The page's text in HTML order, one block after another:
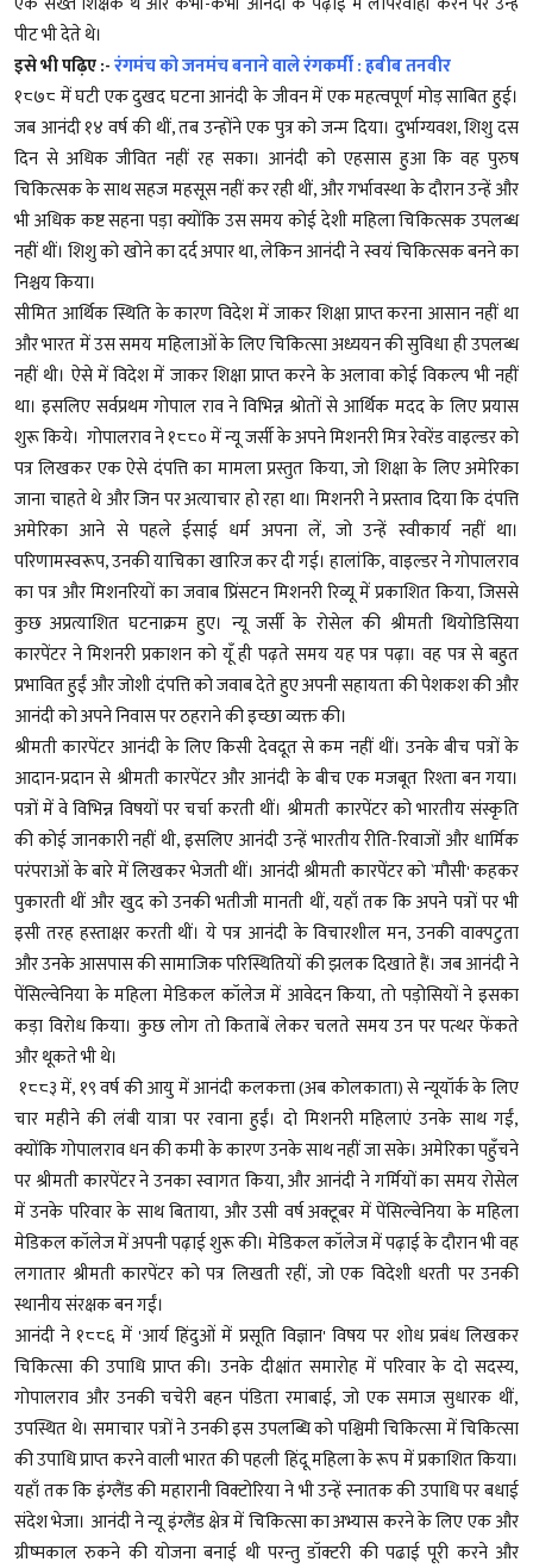
पीट भी देते थे।
इसे भी पढ़िए :-रंगमंच को जनमंच बनाने वाले रंगकर्मी : हबीब तनवीर
१८७८ में घटी एक दुखद घटना आनंदी के जीवन में एक महत्वपूर्ण मोड़ साबित हुई।
जब आनंदी १४ वर्ष की थीं, तब उन्होंने एक पुत्र को जन्म दिया। दुर्भाग्यवश, शिशु दस
दिन से अधिक जीवित नहीं रह सका। आनंदी को एहसास हुआ कि वह पुरुष
चिकित्सक के साथ सहज महसूस नहीं कर रही थीं, और गर्भावस्था के दौरान उन्हें और
भी अधिक कष्ट सहना पड़ा क्योंकि उस समय कोई देशी महिला चिकित्सक उपलब्ध
नहीं थीं। शिशु को खोने का दर्द अपार था, लेकिन आनंदी ने स्वयं चिकित्सक बनने का
निश्चय किया।
सीमित आर्थिक स्थिति के कारण विदेश में जाकर शिक्षा प्राप्त करना आसान नहीं था
और भारत में उस समय महिलाओं के लिए चिकित्सा अध्ययन की सुविधा ही उपलब्ध
नहीं थी। ऐसे में विदेश में जाकर शिक्षा प्राप्त करने के अलावा कोई विकल्प भी नहीं
था। इसलिए सर्वप्रथम गोपाल राव ने विभिन्न श्रोतों से आर्थिक मदद के लिए प्रयास
शुरू किये। गोपालराव ने १८८० में न्यू जर्सी के अपने मिशनरी मित्र रेवरेंड वाइल्डर को
पत्र लिखकर एक ऐसे दंपत्ति का मामला प्रस्तुत किया, जो शिक्षा के लिए अमेरिका
जाना चाहते थे और जिन पर अत्याचार हो रहा था। मिशनरी ने प्रस्ताव दिया कि दंपत्ति
अमेरिका आने से पहले ईसाई धर्म अपना लें, जो उन्हें स्वीकार्य नहीं था।
परिणामस्वरूप, उनकी याचिका खारिज कर दी गई। हालांकि, वाइल्डर ने गोपालराव
का पत्र और मिशनरियों का जवाब प्रिंसटन मिशनरी रिव्यू में प्रकाशित किया, जिससे
कुछ अप्रत्याशित घटनाक्रम हुए। न्यू जर्सी के रोसेल की श्रीमती थियोडिसिया
कारपेंटर ने मिशनरी प्रकाशन को यूँ ही पढ़ते समय यह पत्र पढ़ा। वह पत्र से बहुत
प्रभावित हुईं और जोशी दंपत्ति को जवाब देते हुए अपनी सहायता की पेशकश की और
आनंदी को अपने निवास पर ठहराने की इच्छा व्यक्त की।
श्रीमती कारपेंटर आनंदी के लिए किसी देवदूत से कम नहीं थीं। उनके बीच पत्रों के
आदान-प्रदान से श्रीमती कारपेंटर और आनंदी के बीच एक मजबूत रिश्ता बन गया।
पत्रों में वे विभिन्न विषयों पर चर्चा करती थीं। श्रीमती कारपेंटर को भारतीय संस्कृति
की कोई जानकारी नहीं थी, इसलिए आनंदी उन्हें भारतीय रीति-रिवाजों और धार्मिक
परंपराओं के बारे में लिखकर भेजती थीं। आनंदी श्रीमती कारपेंटर को `मौसी' कहकर
पुकारती थीं और खुद को उनकी भतीजी मानती थीं, यहाँ तक कि अपने पत्रों पर भी
इसी तरह हस्ताक्षर करती थीं। ये पत्र आनंदी के विचारशील मन, उनकी वाक्पटुता
और उनके आसपास की सामाजिक परिस्थितियों की झलक दिखाते हैं। जब आनंदी ने
पेंसिल्वेनिया के महिला मेडिकल कॉलेज में आवेदन किया, तो पड़ोसियों ने इसका
कड़ा विरोध किया। कुछ लोग तो किताबें लेकर चलते समय उन पर पत्थर फेंकते
और थूकते भी थे।
१८८३ में, १९ वर्ष की आयु में आनंदी कलकत्ता (अब कोलकाता) से न्यूयॉर्क के लिए
चार महीने की लंबी यात्रा पर रवाना हुईं। दो मिशनरी महिलाएं उनके साथ गईं,
क्योंकि गोपालराव धन की कमी के कारण उनके साथ नहीं जा सके। अमेरिका पहुँचने
पर श्रीमती कारपेंटर ने उनका स्वागत किया, और आनंदी ने गर्मियों का समय रोसेल
में उनके परिवार के साथ बिताया, और उसी वर्ष अक्टूबर में पेंसिल्वेनिया के महिला
मेडिकल कॉलेज में अपनी पढ़ाई शुरू की। मेडिकल कॉलेज में पढ़ाई के दौरान भी वह
लगातार श्रीमती कारपेंटर को पत्र लिखती रहीं, जो एक विदेशी धरती पर उनकी
स्थानीय संरक्षक बन गईं।
आनंदी ने १८८६ में 'आर्य हिंदुओं में प्रसूति विज्ञान' विषय पर शोध प्रबंध लिखकर
चिकित्सा की उपाधि प्राप्त की। उनके दीक्षांत समारोह में परिवार के दो सदस्य,
गोपालराव और उनकी चचेरी बहन पंडिता रमाबाई, जो एक समाज सुधारक थीं,
उपस्थित थे। समाचार पत्रों ने उनकी इस उपलब्धि को पश्चिमी चिकित्सा में चिकित्सा
की उपाधि प्राप्त करने वाली भारत की पहली हिंदू महिला के रूप में प्रकाशित किया।
यहाँ तक कि इंग्लैंड की महारानी विक्टोरिया ने भी उन्हें स्नातक की उपाधि पर बधाई
संदेश भेजा। आनंदी ने न्यू इंग्लैंड क्षेत्र में चिकित्सा का अभ्यास करने के लिए एक और
ग्रीष्मकाल रुकने की योजना बनाई थी परन्तु डॉक्टरी की पढाई पूरी करने और